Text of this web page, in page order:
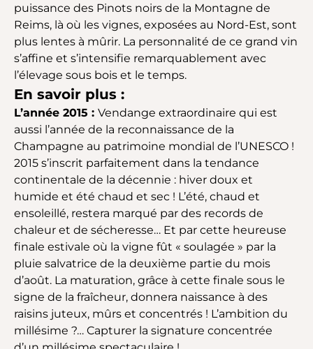
puissance des Pinots noirs de la Montagne de
Reims, là où les vignes, exposées au Nord-Est, sont
plus lentes à mûrir. La personnalité de ce grand vin
s’affine et s’intensifie remarquablement avec
l’élevage sous bois et le temps.
En savoir plus :
L’année 2015 : Vendange extraordinaire qui est
aussi l’année de la reconnaissance de la
Champagne au patrimoine mondial de l’UNESCO !
2015 s’inscrit parfaitement dans la tendance
continentale de la décennie : hiver doux et
humide et été chaud et sec ! L’été, chaud et
ensoleillé, restera marqué par des records de
chaleur et de sécheresse… Et par cette heureuse
finale estivale où la vigne fût « soulagée » par la
pluie salvatrice de la deuxième partie du mois
d’août. La maturation, grâce à cette finale sous le
signe de la fraîcheur, donnera naissance à des
raisins juteux, mûrs et concentrés ! L’ambition du
millésime ?… Capturer la signature concentrée